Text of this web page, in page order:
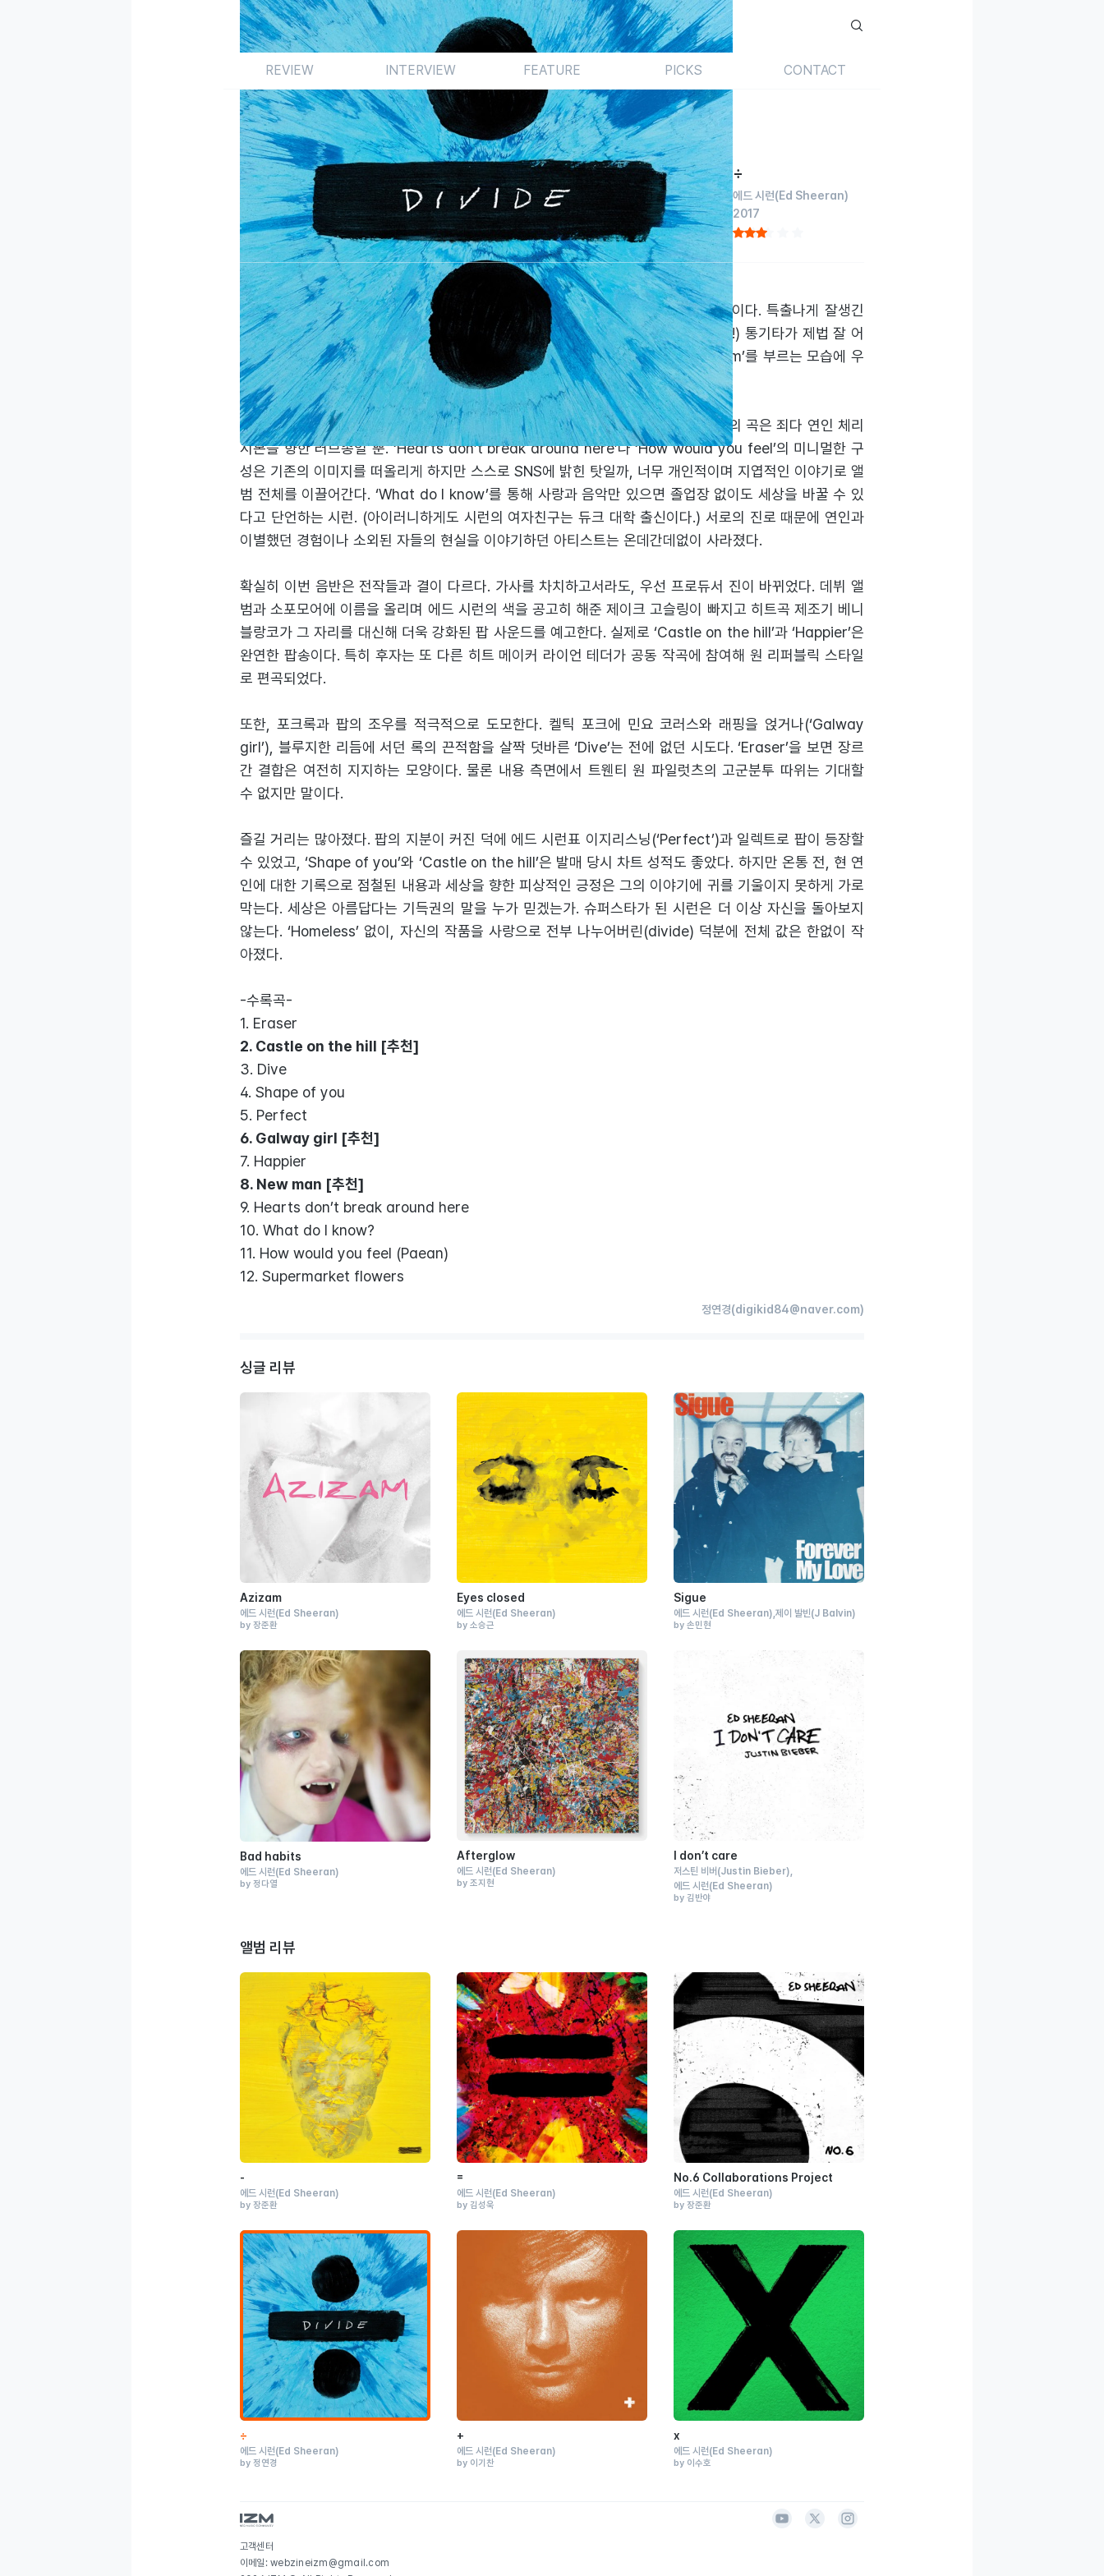
REVIEW INTERVIEW FEATURE PICKS CONTACT
Review 앨범 해외
÷
에드 시런(Ed Sheeran)
2017
by 정연경 2017.03.01
사람들이 에드 시런에게 열광하는 이유는 무엇일까. 외모나 가창력 때문은 아닐 것이다. 특출나게 잘생긴
편도, 뛰어난 가수도 아니니까. 아마도 수수한 얼굴에 (팔에는 화려한 타투가 있지만!) 통기타가 제법 잘 어
울리는 한 쌍이었을 테고, 단출한 반주에 맞춰 입을 오물거리며 수줍게 ‘The a team’를 부르는 모습에 우
리는 매료되었으리라.
어쿠스틱 기타와 감미로운 목소리는 < ÷ >에서도 여전히 유효하다. 다만 이런 부류의 곡은 죄다 연인 체리
시본을 향한 러브송일 뿐. ‘Hearts don’t break around here’나 ‘How would you feel’의 미니멀한 구
성은 기존의 이미지를 떠올리게 하지만 스스로 SNS에 밝힌 탓일까, 너무 개인적이며 지엽적인 이야기로 앨
범 전체를 이끌어간다. ‘What do I know’를 통해 사랑과 음악만 있으면 졸업장 없이도 세상을 바꿀 수 있
다고 단언하는 시런. (아이러니하게도 시런의 여자친구는 듀크 대학 출신이다.) 서로의 진로 때문에 연인과
이별했던 경험이나 소외된 자들의 현실을 이야기하던 아티스트는 온데간데없이 사라졌다.
확실히 이번 음반은 전작들과 결이 다르다. 가사를 차치하고서라도, 우선 프로듀서 진이 바뀌었다. 데뷔 앨
범과 소포모어에 이름을 올리며 에드 시런의 색을 공고히 해준 제이크 고슬링이 빠지고 히트곡 제조기 베니
블랑코가 그 자리를 대신해 더욱 강화된 팝 사운드를 예고한다. 실제로 ‘Castle on the hill’과 ‘Happier’은
완연한 팝송이다. 특히 후자는 또 다른 히트 메이커 라이언 테더가 공동 작곡에 참여해 원 리퍼블릭 스타일
로 편곡되었다.
또한, 포크록과 팝의 조우를 적극적으로 도모한다. 켈틱 포크에 민요 코러스와 래핑을 얹거나(‘Galway
girl’), 블루지한 리듬에 서던 록의 끈적함을 살짝 덧바른 ‘Dive’는 전에 없던 시도다. ‘Eraser’을 보면 장르
간 결합은 여전히 지지하는 모양이다. 물론 내용 측면에서 트웬티 원 파일럿츠의 고군분투 따위는 기대할
수 없지만 말이다.
즐길 거리는 많아졌다. 팝의 지분이 커진 덕에 에드 시런표 이지리스닝(‘Perfect’)과 일렉트로 팝이 등장할
수 있었고, ‘Shape of you’와 ‘Castle on the hill’은 발매 당시 차트 성적도 좋았다. 하지만 온통 전, 현 연
인에 대한 기록으로 점철된 내용과 세상을 향한 피상적인 긍정은 그의 이야기에 귀를 기울이지 못하게 가로
막는다. 세상은 아름답다는 기득권의 말을 누가 믿겠는가. 슈퍼스타가 된 시런은 더 이상 자신을 돌아보지
않는다. ‘Homeless’ 없이, 자신의 작품을 사랑으로 전부 나누어버린(divide) 덕분에 전체 값은 한없이 작
아졌다.
-수록곡-
1. Eraser
2. Castle on the hill [추천]
3. Dive
4. Shape of you
5. Perfect
6. Galway girl [추천]
7. Happier
8. New man [추천]
9. Hearts don’t break around here
10. What do I know?
11. How would you feel (Paean)
12. Supermarket flowers
정연경(digikid84@naver.com)
싱글 리뷰
Azizam
에드 시런(Ed Sheeran)
by 장준환
Eyes closed
에드 시런(Ed Sheeran)
by 소승근
Sigue
에드 시런(Ed Sheeran) 제이 발빈(J Balvin)
by 손민현
Bad habits
에드 시런(Ed Sheeran)
by 정다열
Afterglow
에드 시런(Ed Sheeran)
by 조지현
I don’t care
저스틴 비버 (Justin Bieber)
에드 시런(Ed Sheeran)
by 김반야
앨범 리뷰
-
에드 시런(Ed Sheeran)
by 장준환
=ㅤ
에드 시런(Ed Sheeran)
by 김성욱
No.6 Collaborations Project
에드 시런(Ed Sheeran)
by 장준환
÷
에드 시런(Ed Sheeran)
by 정연경
+
에드 시런(Ed Sheeran)
by 이기찬
x
에드 시런(Ed Sheeran)
by 이수호
고객센터
이메일: webzineizm@gmail.com